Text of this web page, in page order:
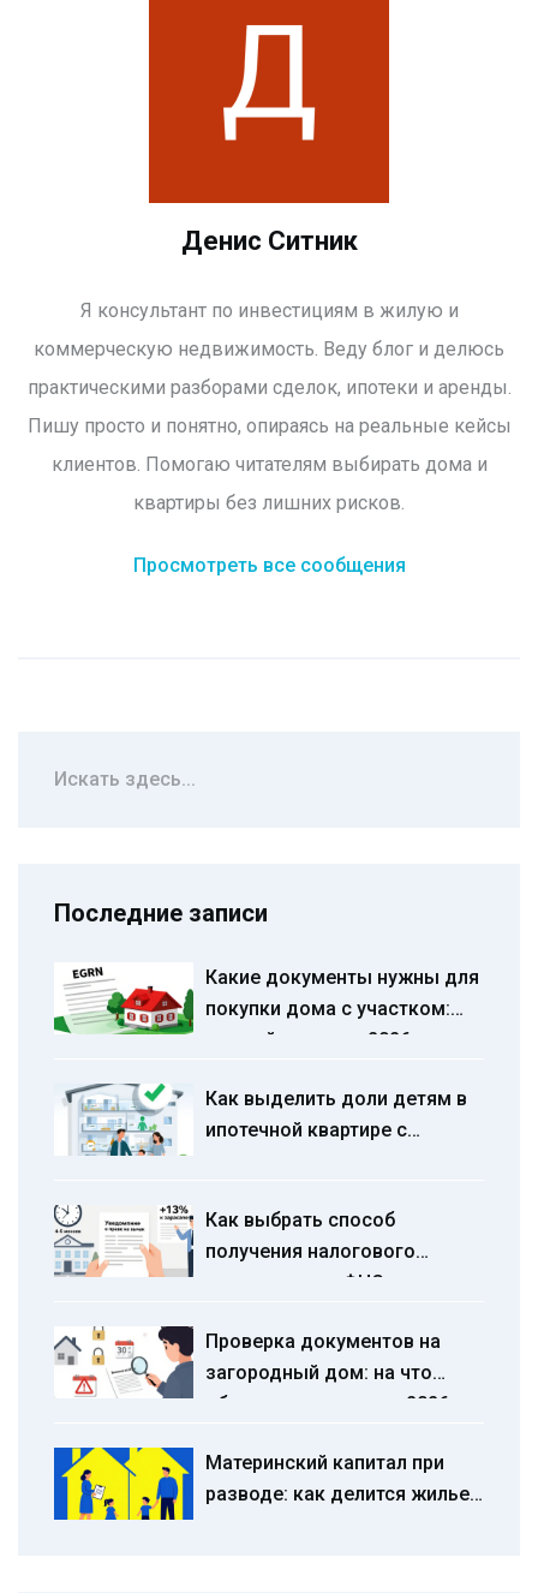
Денис Ситник
Я консультант по инвестициям в жилую и
коммерческую недвижимость. Веду блог и делюсь
практическими разборами сделок, ипотеки и аренды.
Пишу просто и понятно, опираясь на реальные кейсы
клиентов. Помогаю читателям выбирать дома и
квартиры без лишних рисков.
Просмотреть все сообщения
Последние записи
Какие документы нужны для
покупки дома с участком:
полный чек-лист 2026
Как выделить доли детям в
ипотечной квартире с
года
Как выбрать способ
получения налогового
вычета: через ФНС или
Проверка документов на
загородный дом: на что
обратить внимание в 2026
Материнский капитал при
разводе: как делится жилье